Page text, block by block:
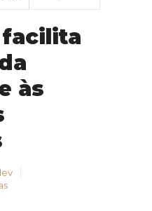
facilita
às